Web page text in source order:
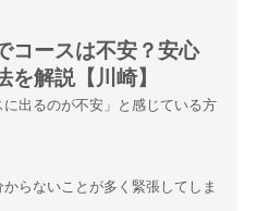
コースは不安？安心
を解説【川崎】
出るのが不安」と感じている方
らないことが多く緊張してしま